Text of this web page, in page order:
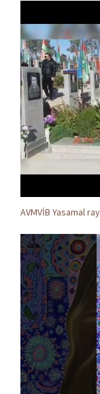
AVMVİB Yasamal